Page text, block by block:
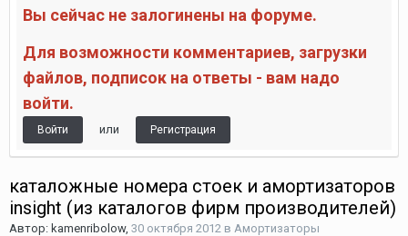
Вы сейчас не залогинены на форуме.
Для возможности комментариев, загрузки
файлов, подписок на ответы - вам надо
войти.
Войти или Регистрация
каталожные номера стоек и амортизаторов
insight (из каталогов фирм производителей)
Автор: kamenribolow, 30 октября 2012 в Амортизаторы